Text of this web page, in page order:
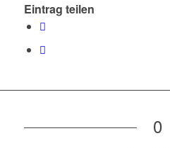
Eintrag teilen
0